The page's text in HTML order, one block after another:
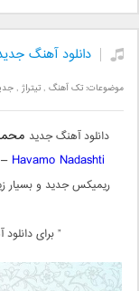
دانلود آهنگ
موضوعات:تک آهنگ ,تیتراژ ,
دانلود آهنگ جدید
Havamo Nadashti
ریمیکس جدید و بسیار
” برای